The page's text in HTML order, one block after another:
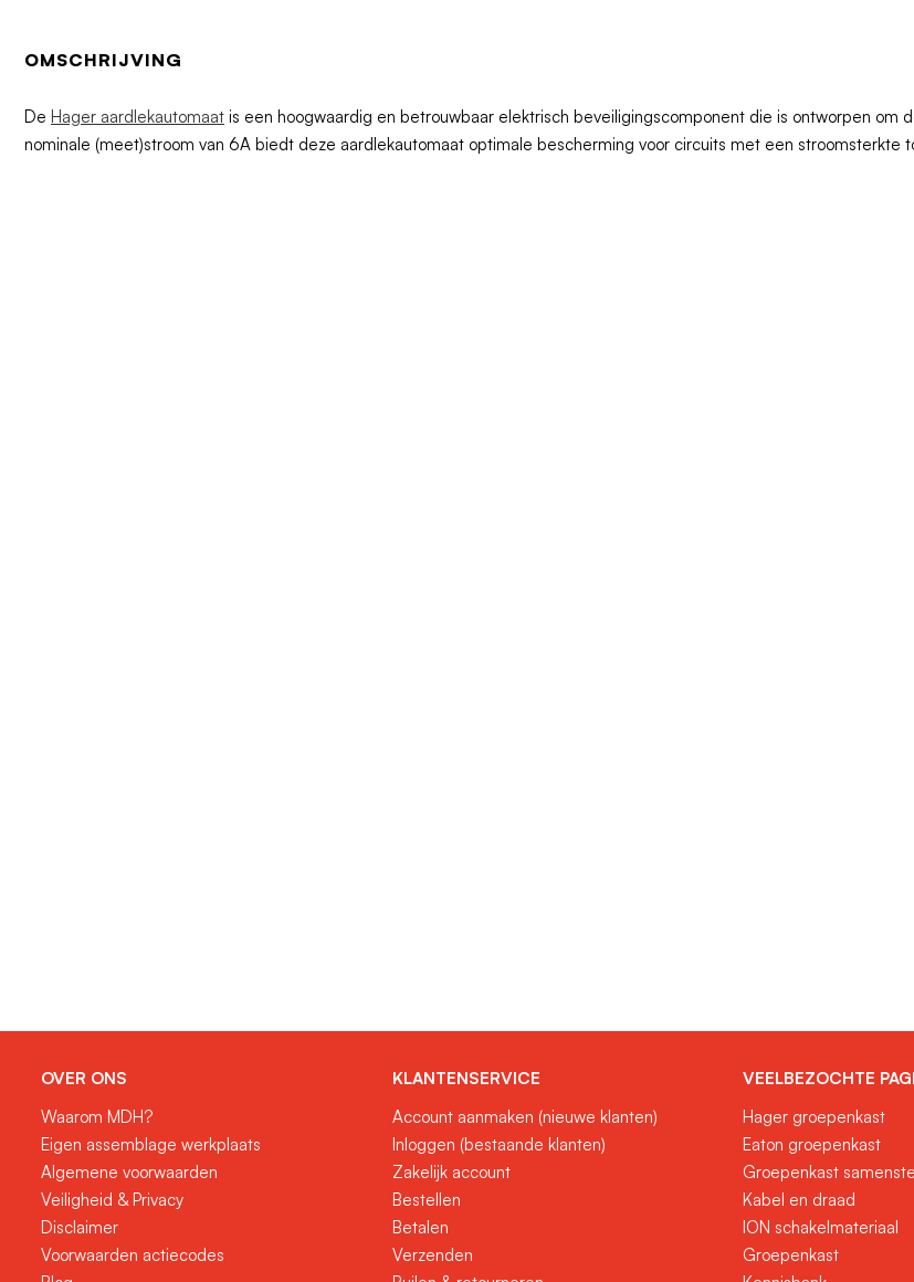
OMSCHRIJVING
De Hager aardlekautomaat is een hoogwaardig en betrouwbaar elektrisch beveiligingscomponent die is ontworpen om
nominale (meet)stroom van 6A biedt deze aardlekautomaat optimale bescherming voor circuits met een stroomsterkte
OVER ONS
Waarom MDH?
Eigen assemblage werkplaats
Algemene voorwaarden
Veiligheid & Privacy
Disclaimer
Voorwaarden actiecodes
KLANTENSERVICE
Account aanmaken (nieuwe klanten)
Inloggen (bestaande klanten)
Zakelijk account
Bestellen
Betalen
Verzenden
VEELBEZOCHTE
Hager groepenkast
Eaton groepenkast
Groepenkast
Kabel en draad
ION schakelmateriaal
Groepenkast